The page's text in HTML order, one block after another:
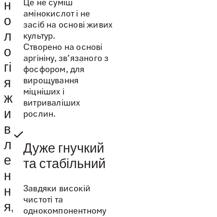
н
о
л
о
гі
я
ж
и
в
л
е
н
н
я,
амінокислот і не
засіб на основі живих
культур.
Створено на основі
аргініну, зв’язаного з
фосфором, для
вирощування
міцніших і
витриваліших
рослин.
Дуже гнучкий
та стабільний
Завдяки високій
чистоті та
однокомпонентному